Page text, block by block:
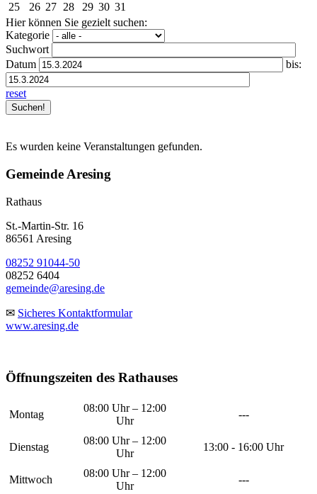
25
26 27 28 29 30 31
Hier können Sie gezielt suchen:
Kategorie
Suchwort
Datum
bis:
reset
Es wurden keine Veranstaltungen gefunden.
Gemeinde Aresing
Rathaus
St.-Martin-Str. 16
86561 Aresing
08252 91044-50
08252 6404
gemeinde@aresing.de
✉ Sicheres Kontaktformular
www.aresing.de
Öffnungszeiten des Rathauses
Montag
08:00 Uhr – 12:00
Uhr
---
Dienstag
08:00 Uhr – 12:00
Uhr
13:00 - 16:00 Uhr
Mittwoch
08:00 Uhr – 12:00
Uhr
---